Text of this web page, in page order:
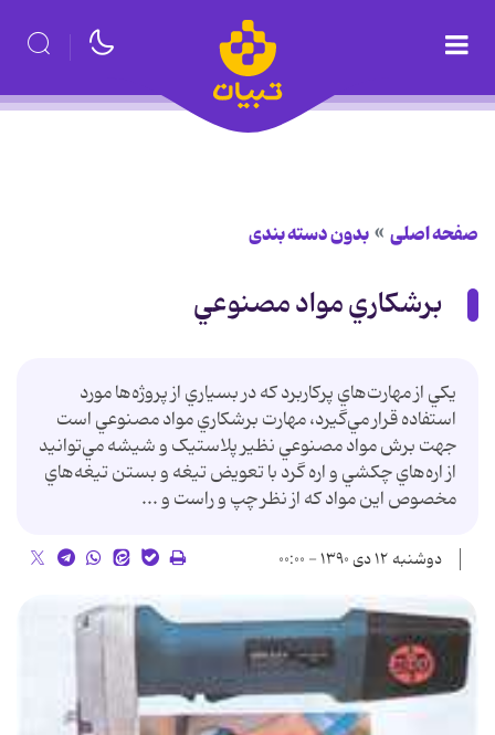
صفحه اصلی بدون دسته بندی
برشکاري مواد مصنوعي
يکي از مهارت‌هاي پرکاربرد که در بسياري از پروژه‌ها مورد
استفاده قرار مي‌گيرد، مهارت برشکاري مواد مصنوعي است
جهت برش مواد مصنوعي نظير پلاستيک و شيشه مي‌توانيد
از اره‌هاي چکشي و اره گرد با تعويض تيغه و بستن تيغه‌هاي
مخصوص اين مواد که از نظر چپ و راست و ...
دوشنبه ۱۲ دی ۱۳۹۰ - ۰۰:۰۰